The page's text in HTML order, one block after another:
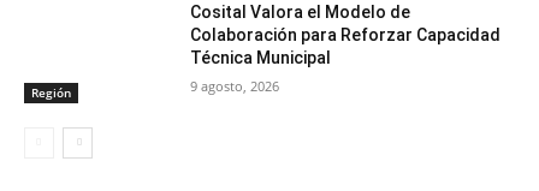
Región
Cosital Valora el Modelo de
Colaboración para Reforzar Capacidad
Técnica Municipal
9 agosto, 2026